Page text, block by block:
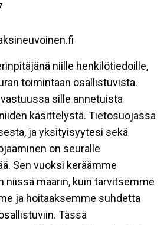
niille henkilötiedoille,
toimintaan osallistuvista.
sille annetuista
käsittelystä. Tietosuojassa
ja yksityisyytesi sekä
on seuralle
Sen vuoksi keräämme
niissä määrin, kuin tarvitsemme
ja hoitaaksemme suhdetta
Tässä